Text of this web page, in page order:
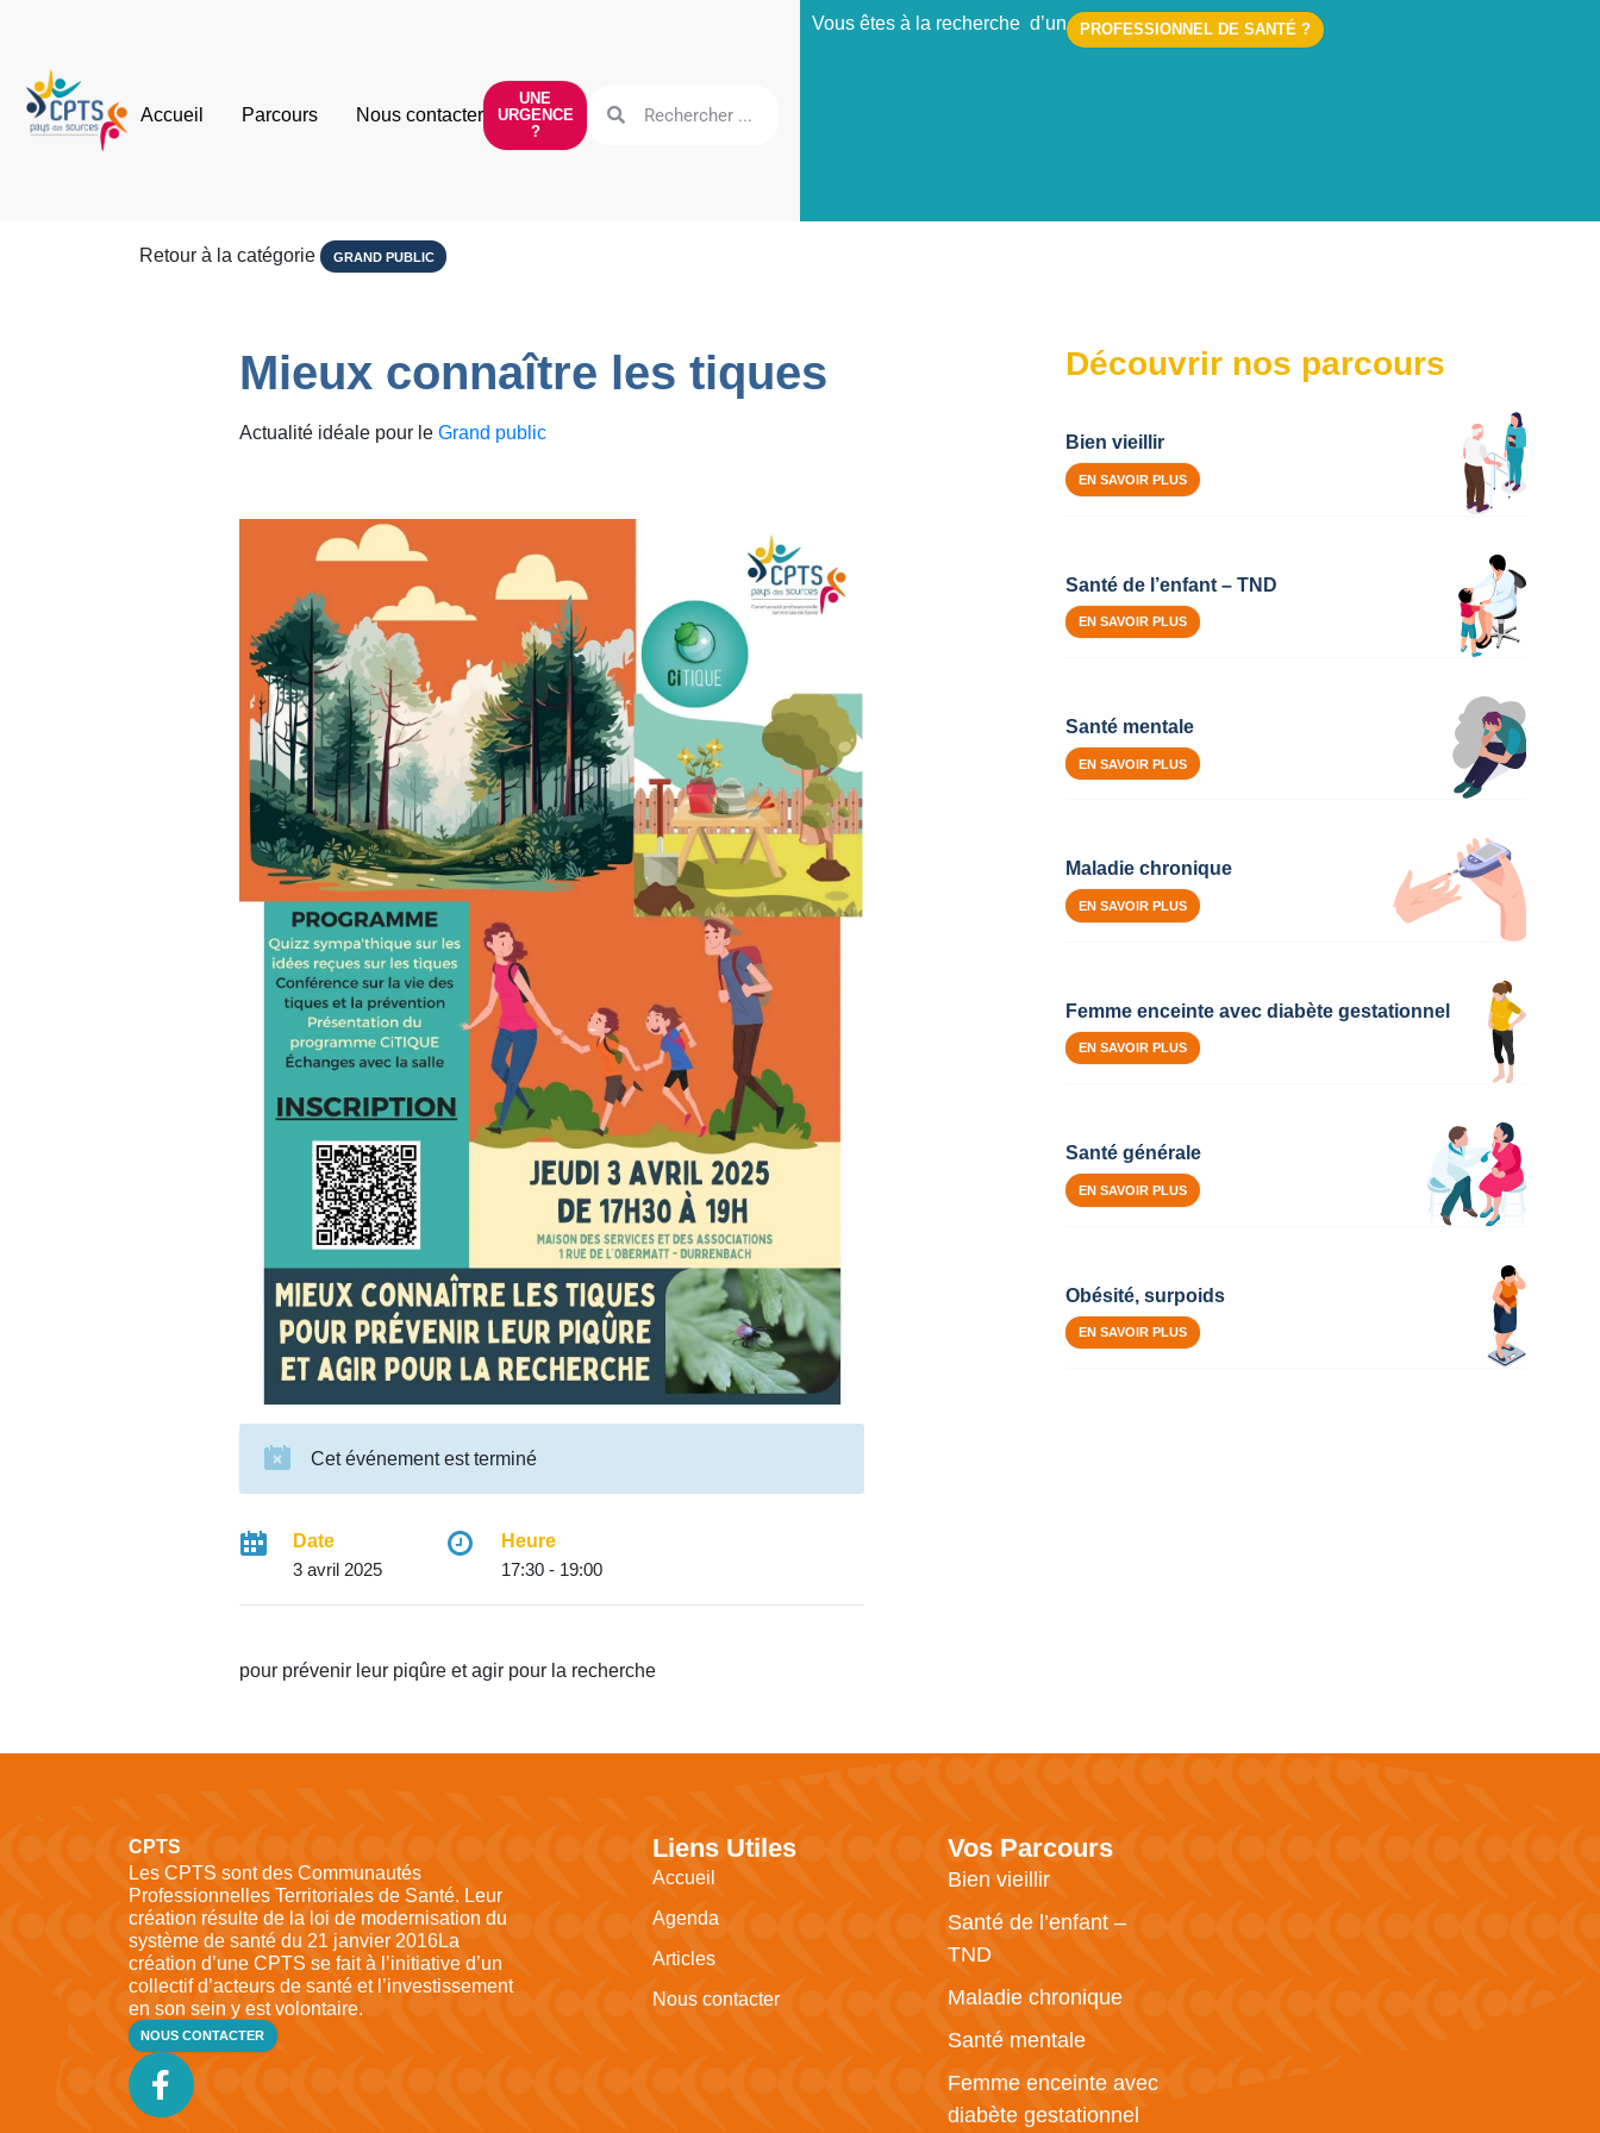
Accueil Parcours Nous contacter
UNE
URGENCE
?
Vous êtes à la recherche d’un PROFESSIONNEL DE SANTÉ ?
Retour à la catégorie GRAND PUBLIC
Mieux connaître les tiques
Actualité idéale pour le Grand public
Cet événement est terminé
Date
3 avril 2025
Heure
17:30 - 19:00
pour prévenir leur piqûre et agir pour la recherche
Découvrir nos parcours
Bien vieillir
EN SAVOIR PLUS
Santé de l’enfant – TND
EN SAVOIR PLUS
Santé mentale
EN SAVOIR PLUS
Maladie chronique
EN SAVOIR PLUS
Femme enceinte avec diabète gestationnel
EN SAVOIR PLUS
Santé générale
EN SAVOIR PLUS
Obésité, surpoids
EN SAVOIR PLUS
CPTS
Les CPTS sont des Communautés
Professionnelles Territoriales de Santé. Leur
création résulte de la loi de modernisation du
système de santé du 21 janvier 2016La
création d’une CPTS se fait à l’initiative d’un
collectif d’acteurs de santé et l’investissement
en son sein y est volontaire.
NOUS CONTACTER
Liens Utiles
Accueil
Agenda
Articles
Nous contacter
Vos Parcours
Bien vieillir
Santé de l’enfant –
TND
Maladie chronique
Santé mentale
Femme enceinte avec
diabète gestationnel